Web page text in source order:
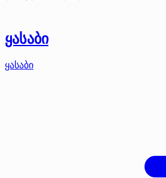
ყასაბი
ყასაბი